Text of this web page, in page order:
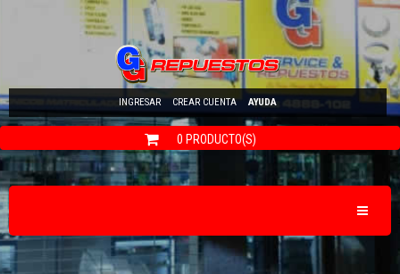
INGRESAR CREAR CUENTA AYUDA
0 PRODUCTO(S)
Toggle